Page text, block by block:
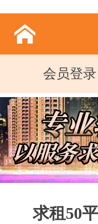
会员登录
求租50